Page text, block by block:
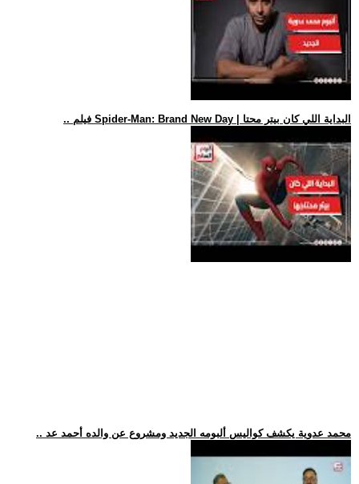
.. فيلم Spider-Man: Brand New Day | البداية اللي كان بيتر محتا
.. محمد عدوية يكشف كواليس ألبومه الجديد ومشروع عن والده أحمد عد